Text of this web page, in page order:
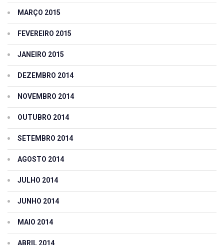
MARÇO 2015
FEVEREIRO 2015
JANEIRO 2015
DEZEMBRO 2014
NOVEMBRO 2014
OUTUBRO 2014
SETEMBRO 2014
AGOSTO 2014
JULHO 2014
JUNHO 2014
MAIO 2014
ABRIL 2014